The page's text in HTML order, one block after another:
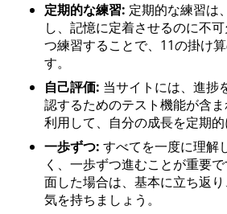
定期的な練習: 定期的な練習は
し、記憶に定着させるのに不
つ練習することで、11の掛け
す。
自己評価: 当サイトには、進捗
認するためのテスト機能が含
利用して、自分の成長を定期的
一歩ずつ: すべてを一度に理解
く、一歩ずつ進むことが重要
面した場合は、基本に立ち返
気を持ちましょう。